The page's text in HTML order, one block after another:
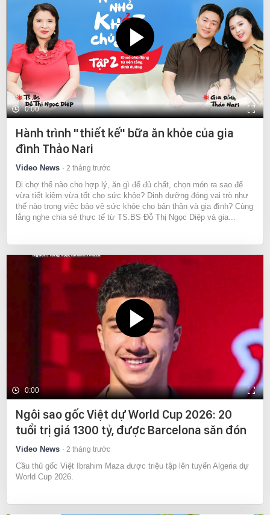
0:00
Hành trình "thiết kế" bữa ăn khỏe của gia
đình Thảo Nari
Video News 2 tháng trước
Đi chợ thế nào cho hợp lý, ăn gì để đủ chất, chọn món ra sao để
vừa tiết kiệm vừa tốt cho sức khỏe? Dinh dưỡng đóng vai trò như
thế nào trong việc bảo vệ sức khỏe cho bản thân và gia đình? Cùng
lắng nghe chia sẻ thực tế từ TS.BS Đỗ Thị Ngọc Diệp và gia...
0:00
Ngôi sao gốc Việt dự World Cup 2026: 20
tuổi trị giá 1300 tỷ, được Barcelona săn đón
Video News 2 tháng trước
Cầu thủ gốc Việt Ibrahim Maza được triệu tập lên tuyển Algeria dự
World Cup 2026.